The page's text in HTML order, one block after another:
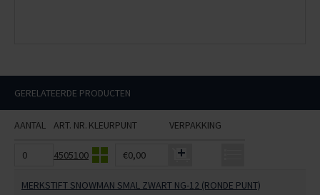
GERELATEERDE PRODUCTEN
AANTAL ART. NR. KLEURPUNT VERPAKKING
4505100 €0,00
MERKSTIFT SNOWMAN SMAL ZWART NG-12 (RONDE PUNT)